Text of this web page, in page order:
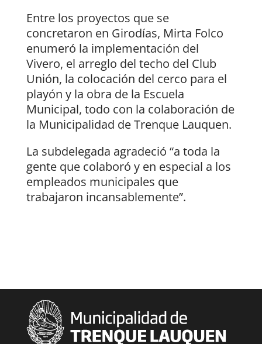
Entre los proyectos que se
concretaron en Girodías, Mirta Folco
enumeró la implementación del
Vivero, el arreglo del techo del Club
Unión, la colocación del cerco para el
playón y la obra de la Escuela
Municipal, todo con la colaboración de
la Municipalidad de Trenque Lauquen.
La subdelegada agradeció “a toda la
gente que colaboró y en especial a los
empleados municipales que
trabajaron incansablemente”.